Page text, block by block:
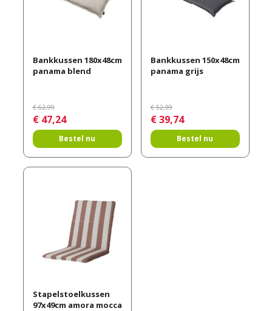
Bankkussen 180x48cm
panama blend
€ 62,99
€ 47,24
Bestel nu
Bankkussen 150x48cm
panama grijs
€ 52,99
€ 39,74
Bestel nu
Stapelstoelkussen
97x49cm amora mocca